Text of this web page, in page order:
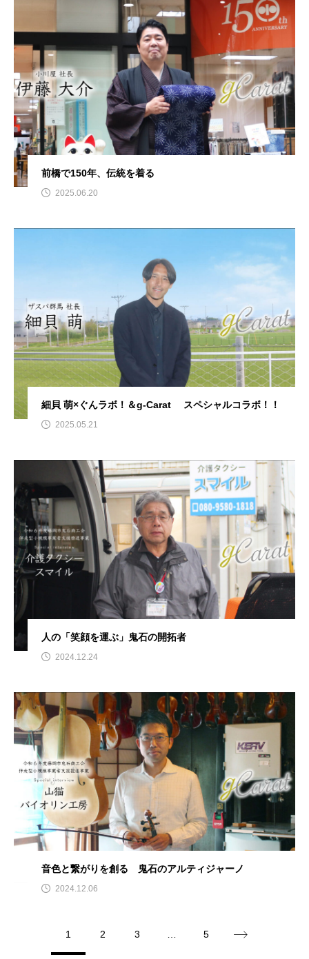
前橋で150年、伝統を着る
2025.06.20
細貝 萌×ぐんラボ！＆g-Carat スペシャルコラボ！！
2025.05.21
人の「笑顔を運ぶ」鬼石の開拓者
2024.12.24
音色と繋がりを創る 鬼石のアルティジャーノ
2024.12.06
1 2 3 … 5